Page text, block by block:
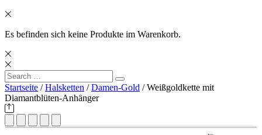
Es befinden sich keine Produkte im Warenkorb.
Search
for:
Search
Startseite /Halsketten /Damen-Gold / Weißgoldkette mit
Diamantblüten-Anhänger